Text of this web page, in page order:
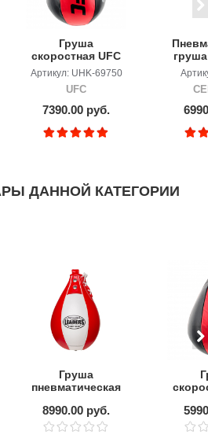
Груша
скоростная UFC
кожа 10″х7″ (25
Артикул: UHK-69750
UFC
7390.00 руб.
груша
ДАННОЙ КАТЕГОРИИ
Груша
пневматическая
8990.00 руб.